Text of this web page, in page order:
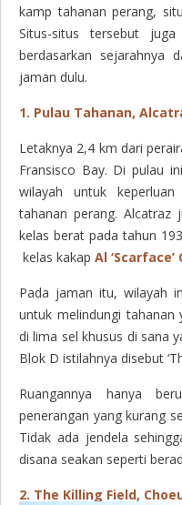
kamp tahanan perang,
Situs-situs tersebut
berdasarkan sejarahnya
jaman dulu.
1. Pulau Tahanan,
Letaknya 2,4 km dari
Fransisco Bay. Di pulau
wilayah untuk
tahanan perang. Alcatraz
kelas berat pada tahun
kelas kakap Al ‘Scarface’
Pada jaman itu, wilayah
untuk melindungi tahanan
di lima sel khusus di sana
Blok D istilahnya disebut
Ruangannya hanya
penerangan yang kurang
Tidak ada jendela
disana seakan seperti
2. The Killing Field,